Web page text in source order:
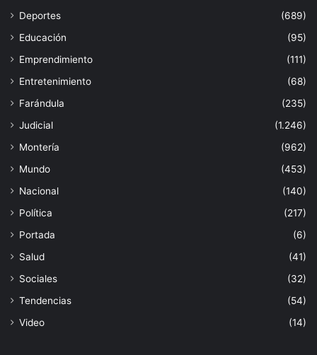
Deportes
(689)
Educación
(95)
Emprendimiento
(111)
Entretenimiento
(68)
Farándula
(235)
Judicial
(1.246)
Montería
(962)
Mundo
(453)
Nacional
(140)
Política
(217)
Portada
(6)
Salud
(41)
Sociales
(32)
Tendencias
(54)
Video
(14)